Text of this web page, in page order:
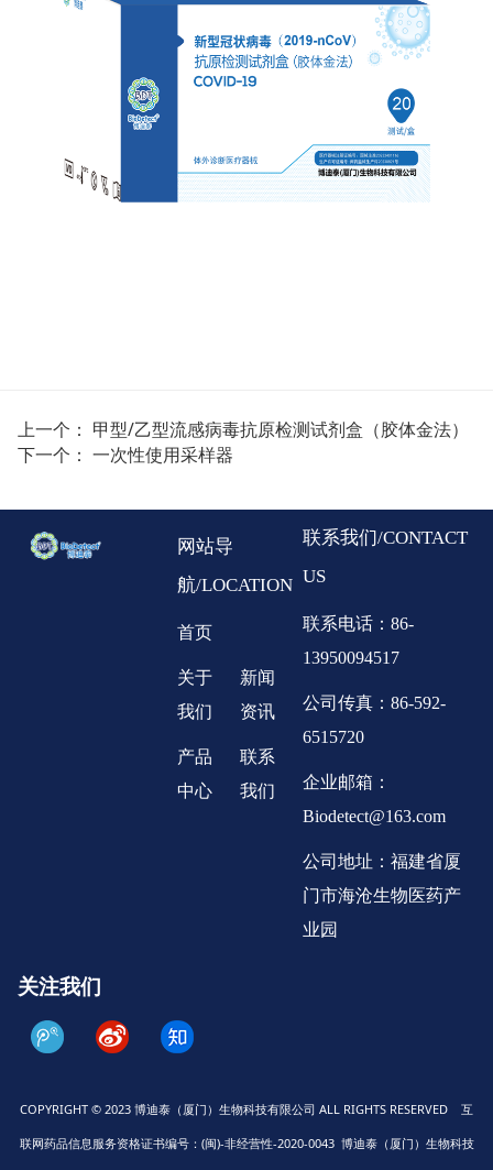
上一个： 甲型/乙型流感病毒抗原检测试剂盒（胶体金法）
下一个： 一次性使用采样器
网站导
航/LOCATION
首页
关于
我们
产品
中心
新闻
资讯
联系
我们
联系我们/CONTACT
US
联系电话：86-
13950094517
公司传真：86-592-
6515720
企业邮箱：
Biodetect@163.com
公司地址：福建省厦
门市海沧生物医药产
业园
关注我们
COPYRIGHT © 2023 博迪泰（厦门）生物科技有限公司 ALL RIGHTS RESERVED 互
联网药品信息服务资格证书编号：(闽)-非经营性-2020-0043 博迪泰（厦门）生物科技